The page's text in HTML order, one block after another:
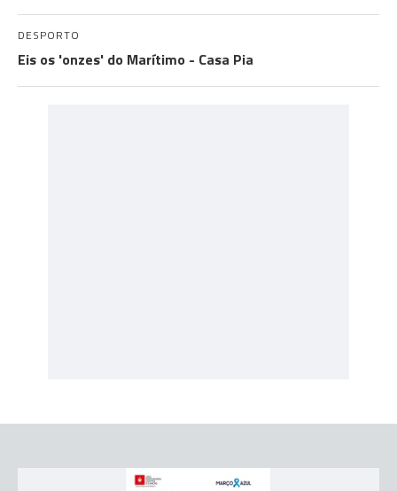
DESPORTO
Eis os 'onzes' do Marítimo - Casa Pia